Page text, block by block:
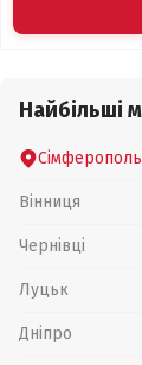
Найбільші
Сімферополь
Вінниця
Чернівці
Луцьк
Дніпро